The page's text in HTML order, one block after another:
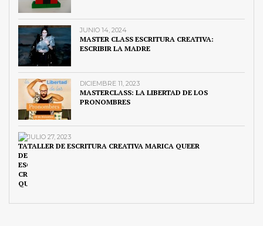
JUNIO 14, 2024
MASTER CLASS ESCRITURA CREATIVA:
ESCRIBIR LA MADRE
DICIEMBRE 11, 2023
MASTERCLASS: LA LIBERTAD DE LOS
PRONOMBRES
JULIO 27, 2023
TALLER DE ESCRITURA CREATIVA MARICA QUEER